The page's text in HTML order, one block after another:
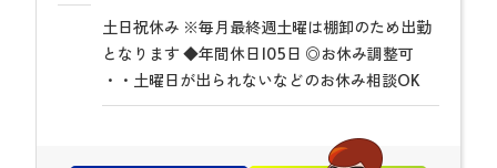
土日祝休み ※毎月最終週土曜は棚卸のため出勤
となります ◆年間休日105日 ◎お休み調整可
・・土曜日が出られないなどのお休み相談OK